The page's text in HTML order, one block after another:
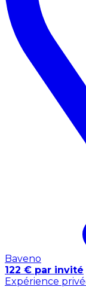
Baveno
122 € par invité
Expérience